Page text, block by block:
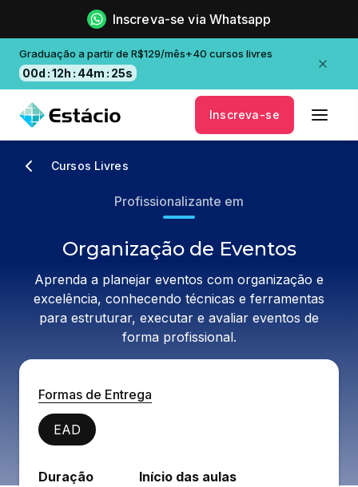
Inscreva-se via Whatsapp
Graduação a partir de R$129/mês+40 cursos livres
00d :12h : 44m : 25s
Inscreva-se
Cursos Livres
Profissionalizante em
Organização de Eventos
Aprenda a planejar eventos com organização e
excelência, conhecendo técnicas e ferramentas
para estruturar, executar e avaliar eventos de
forma profissional.
Formas de Entrega
EAD
Duração
Início das aulas